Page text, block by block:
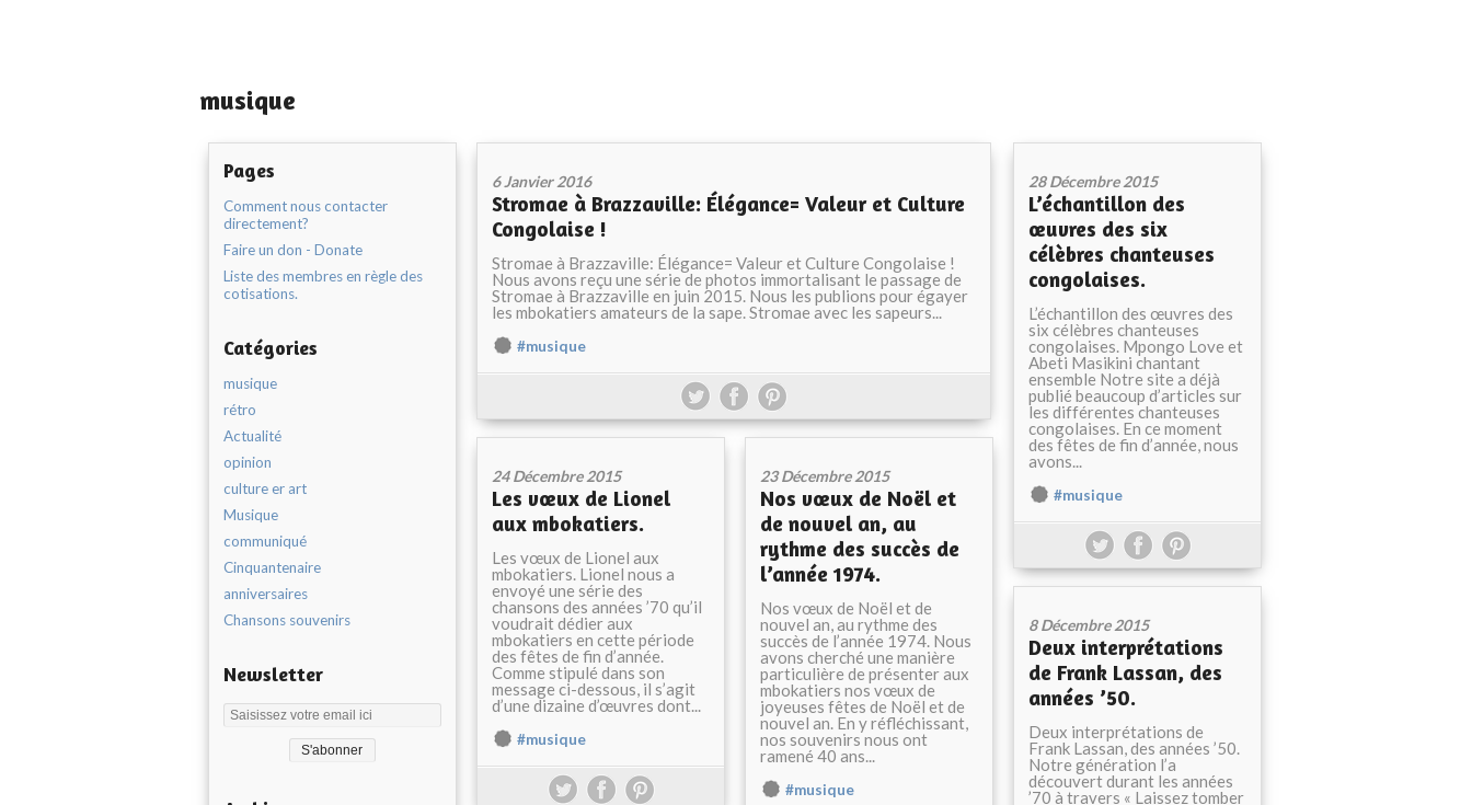
musique
Pages
Comment nous contacter
directement?
Faire un don - Donate
Liste des membres en règle des
cotisations.
Catégories
musique
rétro
Actualité
opinion
culture er art
Musique
communiqué
Cinquantenaire
anniversaires
Chansons souvenirs
Newsletter
6 Janvier 2016
Stromae à Brazzaville: Élégance= Valeur et Culture
Congolaise !
Stromae à Brazzaville: Élégance= Valeur et Culture Congolaise !
Nous avons reçu une série de photos immortalisant le passage de
Stromae à Brazzaville en juin 2015. Nous les publions pour égayer
les mbokatiers amateurs de la sape. Stromae avec les sapeurs...
#musique
28 Décembre 2015
L’échantillon des
œuvres des six
célèbres chanteuses
congolaises.
L’échantillon des œuvres des
six célèbres chanteuses
congolaises. Mpongo Love et
Abeti Masikini chantant
ensemble Notre site a déjà
publié beaucoup d’articles sur
les différentes chanteuses
congolaises. En ce moment
des fêtes de fin d’année, nous
avons...
#musique
24 Décembre 2015
Les vœux de Lionel
aux mbokatiers.
Les vœux de Lionel aux
mbokatiers. Lionel nous a
envoyé une série des
chansons des années ’70 qu’il
voudrait dédier aux
mbokatiers en cette période
des fêtes de fin d’année.
Comme stipulé dans son
message ci-dessous, il s’agit
d’une dizaine d’œuvres dont...
#musique
23 Décembre 2015
Nos vœux de Noël et
de nouvel an, au
rythme des succès de
l’année 1974.
Nos vœux de Noël et de
nouvel an, au rythme des
succès de l’année 1974. Nous
avons cherché une manière
particulière de présenter aux
mbokatiers nos vœux de
joyeuses fêtes de Noël et de
nouvel an. En y réfléchissant,
nos souvenirs nous ont
ramené 40 ans...
#musique
8 Décembre 2015
Deux interprétations
de Frank Lassan, des
années ’50.
Deux interprétations de
Frank Lassan, des années ’50.
Notre génération l’a
découvert durant les années
’70 à travers « Laissez tomber